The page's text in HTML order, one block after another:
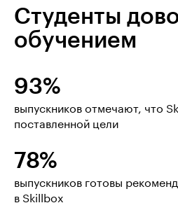
Студенты
обучением
93%
выпускников отмечают, что
поставленной цели
78%
выпускников готовы
в Skillbox